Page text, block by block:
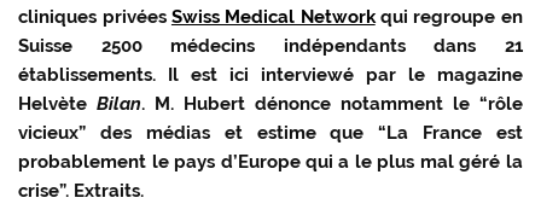
cliniques privées Swiss Medical Networkqui regroupe en
Suisse 2500 médecins indépendants dans 21
établissements. Il est ici interviewé par le magazine
HelvèteBilan. M. Hubert dénonce notamment le “rôle
vicieux” des médias et estime que “La France est
probablement le pays d’Europe qui a le plus mal géré la
crise”. Extraits.